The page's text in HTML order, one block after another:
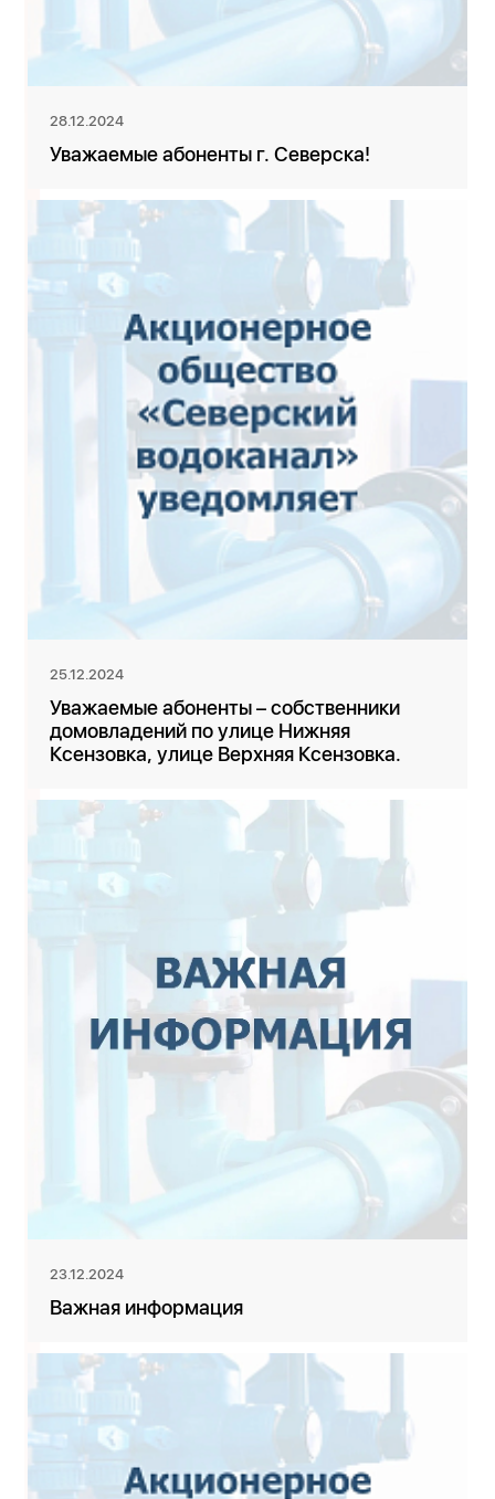
28.12.2024
Уважаемые абоненты г. Северска!
25.12.2024
Уважаемые абоненты – собственники
домовладений по улице Нижняя
Ксензовка, улице Верхняя Ксензовка.
23.12.2024
Важная информация